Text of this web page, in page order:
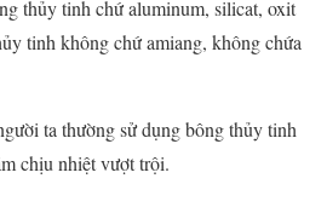
thủy tinh chứ aluminum, silicat, oxit
tinh không chứ amiang, không chứa
ta thường sử dụng bông thủy tinh
chịu nhiệt vượt trội.